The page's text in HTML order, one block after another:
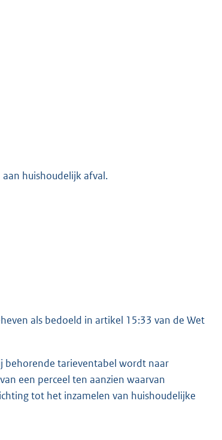
huishoudelijk afval.
als bedoeld in artikel 15:33 van de Wet
behorende tarieventabel wordt naar
een perceel ten aanzien waarvan
tot het inzamelen van huishoudelijke